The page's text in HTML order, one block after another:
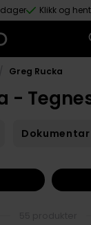
Klikk og
Greg Rucka
-